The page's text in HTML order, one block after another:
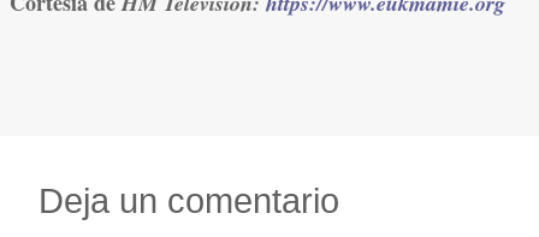
Deja un comentario